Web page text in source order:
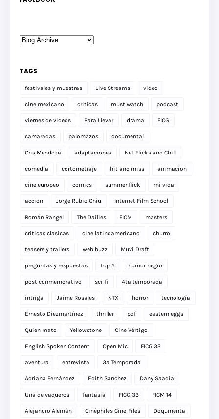
TAGS
festivales y muestras Live Streams video
cine mexicano criticas must watch podcast
viernes de videos Para Llevar drama FICG
camaradas palomazos documental
Cris Mendoza adaptaciones Net Flicks and Chill
comedia cortometraje hit and miss animacion
cine europeo comics summer flick mi vida
accion Jorge Rubio Chiu Internet Film School
Román Rangel The Dailies FICM masters
criticas clasicas cine latinoamericano churro
teasers y trailers web buzz Muvi Draft
preguntas y respuestas top 5 humor negro
post conmemorativo sci-fi 4ta temporada
intriga Jaime Rosales NTX horror tecnología
Ernesto Diezmartínez thriller pdf eastern eggs
Quien mato Yellowstone Cine Vértigo
English Spoken Content Open Mic FICG 32
aventura entrevista 3a Temporada
Adriana Fernández Edith Sánchez Dany Saadia
Una de vaqueros fantasia FICG 33 FICM 14
Alejandro Alemán Cinéphiles Cine-Files Doqumenta